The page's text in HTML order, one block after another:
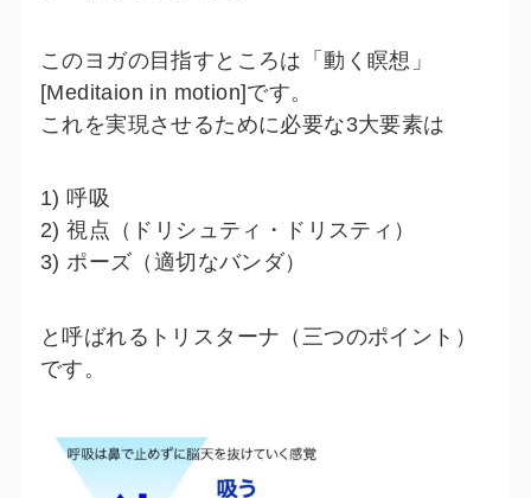
このヨガの目指すところは「動く瞑想」
[Meditaion in motion]です。
これを実現させるために必要な3大要素は
1) 呼吸
2) 視点（ドリシュティ・ドリスティ）
3) ポーズ（適切なバンダ）
と呼ばれるトリスターナ（三つのポイント）
です。